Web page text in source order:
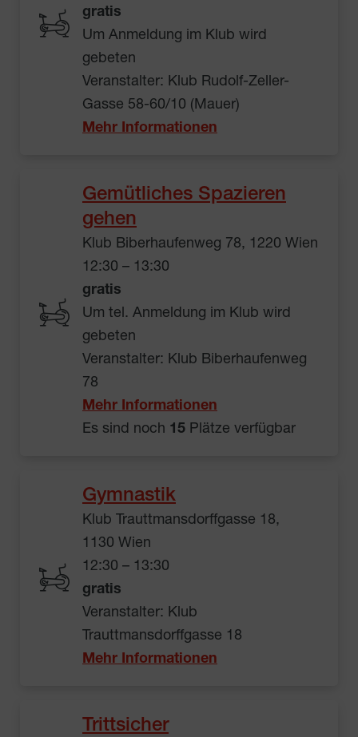
gratis
Um Anmeldung im Klub wird
gebeten
Veranstalter: Klub Rudolf-Zeller-
Gasse 58-60/10 (Mauer)
Mehr Informationen
Gemütliches Spazieren
gehen
Klub Biberhaufenweg 78, 1220 Wien
12:30 – 13:30
gratis
Um tel. Anmeldung im Klub wird
gebeten
Veranstalter: Klub Biberhaufenweg
78
Mehr Informationen
Es sind noch 15 Plätze verfügbar
Gymnastik
Klub Trauttmansdorffgasse 18,
1130 Wien
12:30 – 13:30
gratis
Veranstalter: Klub
Trauttmansdorffgasse 18
Mehr Informationen
Trittsicher